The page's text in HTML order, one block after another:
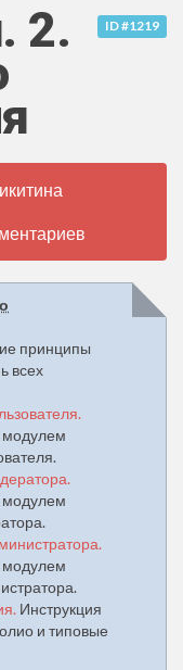
ID #1219
2.
принципы
всех
модулем
модулем
модулем
Инструкция
и типовые